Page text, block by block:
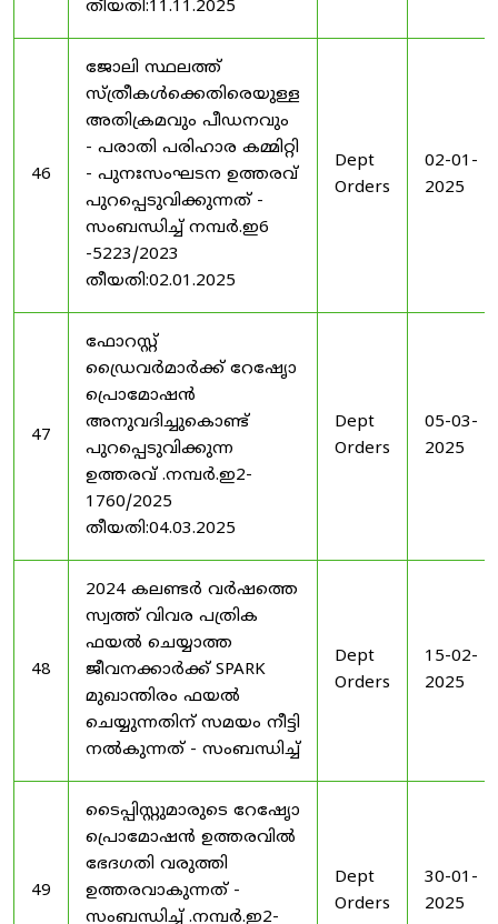
തീയതി:11.11.2025
46
ജോലി സ്ഥലത്ത്
സ്ത്രീകൾക്കെതിരെയുള്ള
അതിക്രമവും പീഡനവും
- പരാതി പരിഹാര കമ്മിറ്റി
- പുനഃസംഘടന ഉത്തരവ്
പുറപ്പെടുവിക്കുന്നത് -
സംബന്ധിച്ച് നമ്പർ.ഇ6
-5223/2023
തീയതി:02.01.2025
Dept
Orders
02-01-
2025
47
ഫോറസ്റ്റ്
ഡ്രൈവർമാർക്ക് റേഷേൃാ
പ്രൊമോഷൻ
അനുവദിച്ചുകൊണ്ട്
പുറപ്പെടുവിക്കുന്ന
ഉത്തരവ് .നമ്പർ.ഇ2-
1760/2025
തീയതി:04.03.2025
Dept
Orders
05-03-
2025
48
2024 കലണ്ടർ വർഷത്തെ
സ്വത്ത് വിവര പത്രിക
ഫയൽ ചെയ്യാത്ത
ജീവനക്കാർക്ക് SPARK
മുഖാന്തിരം ഫയൽ
ചെയ്യുന്നതിന് സമയം നീട്ടി
നൽകുന്നത് - സംബന്ധിച്ച്
Dept
Orders
15-02-
2025
49
ടൈപ്പിസ്റ്റുമാരുടെ റേഷേൃാ
പ്രൊമോഷൻ ഉത്തരവിൽ
ഭേദഗതി വരുത്തി
ഉത്തരവാകുന്നത് -
സംബന്ധിച്ച് .നമ്പർ.ഇ2-
Dept
Orders
30-01-
2025